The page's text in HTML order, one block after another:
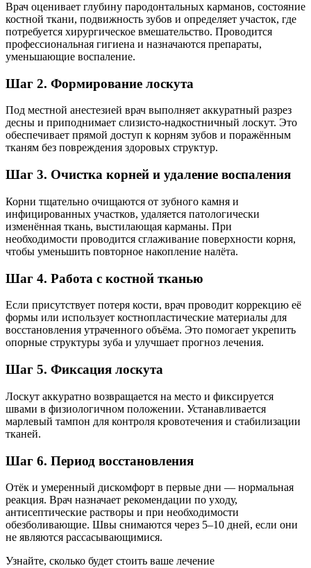
Врач оценивает глубину пародонтальных карманов, состояние
костной ткани, подвижность зубов и определяет участок, где
потребуется хирургическое вмешательство. Проводится
профессиональная гигиена и назначаются препараты,
уменьшающие воспаление.
Шаг 2. Формирование лоскута
Под местной анестезией врач выполняет аккуратный разрез
десны и приподнимает слизисто-надкостничный лоскут. Это
обеспечивает прямой доступ к корням зубов и поражённым
тканям без повреждения здоровых структур.
Шаг 3. Очистка корней и удаление воспаления
Корни тщательно очищаются от зубного камня и
инфицированных участков, удаляется патологически
изменённая ткань, выстилающая карманы. При
необходимости проводится сглаживание поверхности корня,
чтобы уменьшить повторное накопление налёта.
Шаг 4. Работа с костной тканью
Если присутствует потеря кости, врач проводит коррекцию её
формы или использует костнопластические материалы для
восстановления утраченного объёма. Это помогает укрепить
опорные структуры зуба и улучшает прогноз лечения.
Шаг 5. Фиксация лоскута
Лоскут аккуратно возвращается на место и фиксируется
швами в физиологичном положении. Устанавливается
марлевый тампон для контроля кровотечения и стабилизации
тканей.
Шаг 6. Период восстановления
Отёк и умеренный дискомфорт в первые дни — нормальная
реакция. Врач назначает рекомендации по уходу,
антисептические растворы и при необходимости
обезболивающие. Швы снимаются через 5–10 дней, если они
не являются рассасывающимися.
Узнайте, сколько будет стоить ваше лечение